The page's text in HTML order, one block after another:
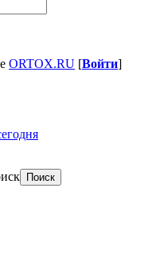
ORTOX.RU [Войти]